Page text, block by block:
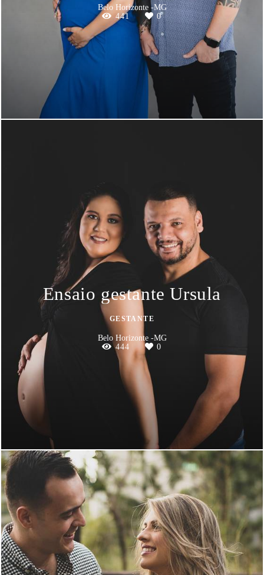
Belo Horizonte -MG
441
0
Ensaio gestante Ursula
GESTANTE
Belo Horizonte -MG
444
0